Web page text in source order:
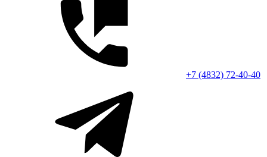
+7 (4832) 72-40-40